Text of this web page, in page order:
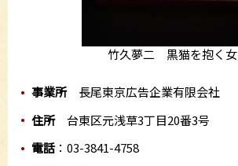
竹久夢二 黒猫を抱く女
事業所長尾東京広告企業有限会社
住所台東区元浅草3丁目20番3号
電話：03-3841-4758